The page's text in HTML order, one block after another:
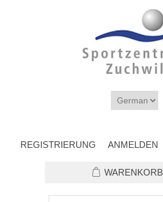
REGISTRIERUNG ANMELDEN
WARENKORB